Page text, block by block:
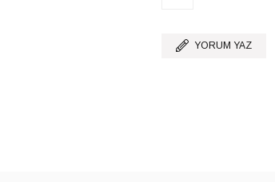
YORUM YAZ